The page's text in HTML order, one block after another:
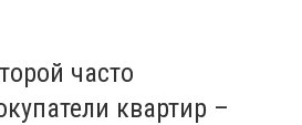
часто
квартир –